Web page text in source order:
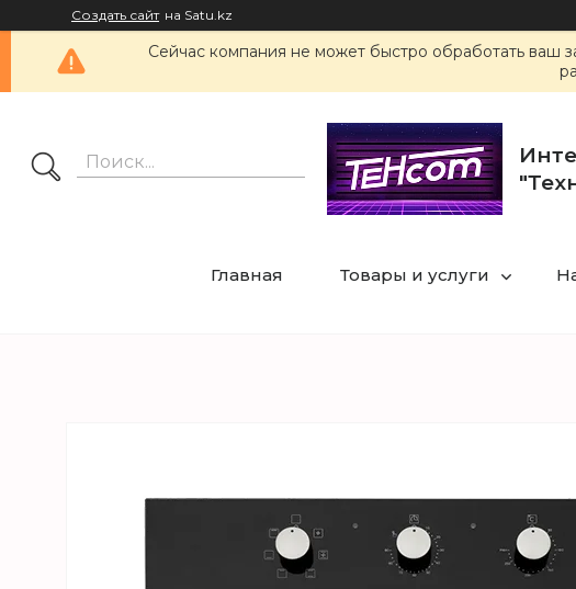
Создать сайт на Satu.kz
Сейчас компания не может быстро обработать ваш
Главная Товары и услуги